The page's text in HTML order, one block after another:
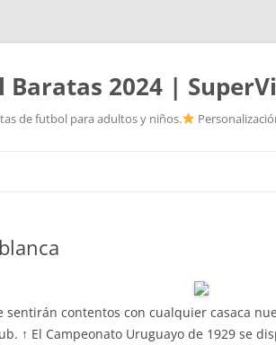
Baratas 2024 |
de futbol para adultos y niños.
contentos con cualquier casaca
↑ El Campeonato Uruguayo de 1929 se